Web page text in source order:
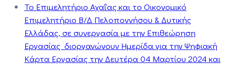
Το Επιμελητήριο Αχαΐας και το Οικονομικό
Επιμελητήριο Β/Δ Πελοποννήσου & Δυτικής
Ελλάδας, σε συνεργασία με την Επιθεώρηση
Εργασίας διοργανώνουν Ημερίδα για την Ψηφιακή
Κάρτα Εργασίας την Δευτέρα 04 Μαρτίου 2024 και